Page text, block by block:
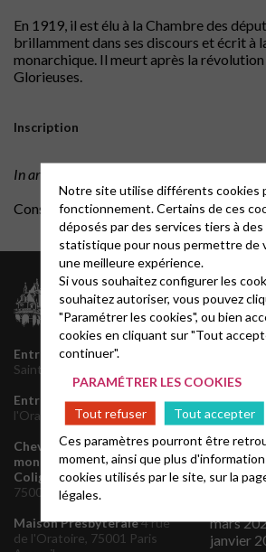
En 1919, il est élu à la Chambre des
brillamment dans ses discours et écrit à
monarchique. Il meurt après la
Glorieuses.
Inscription
In arduis constans
(traduction : constant
Constant de Rebecque, dit Benjamin
Entrée principale145 rue
Saint Honoré, 75001 Paris
Entrée de service1 rue de
l'Oratoire, 75001 Paris
Chevet de l'Oratoire et
monument de l'Amiral de
Coligny 160 rue de Rivoli,
75001 Paris
Maison Presbytérale4 rue
de l'Oratoire, 75001 Paris
Archives
juillet
juin 2026
août 2025
juin 2025
mars
octobre
août 2024
mars
janvier
Notre site utilise différents cookies
fonctionnement. Certains de ces
déposés par des services tiers à
statistique pour nous permettre de
une meilleure expérience.
Si vous souhaitez configurer les
souhaitez autoriser, vous pouvez
"Paramétrer les cookies", ou bien
cookies en cliquant sur "Tout
continuer".
PARAMÉTRER LES COOKIES
Tout refuser
Tout accepter
Ces paramètres pourront être
moment, ainsi que plus
cookies utilisés par le site, sur la
légales.